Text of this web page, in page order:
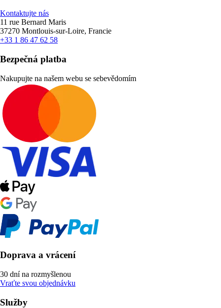
Kontaktujte nás
11 rue Bernard Maris
37270 Montlouis-sur-Loire, Francie
+33 1 86 47 62 58
Bezpečná platba
Nakupujte na našem webu se sebevědomím
Doprava a vrácení
30 dní na rozmyšlenou
Vraťte svou objednávku
Služby